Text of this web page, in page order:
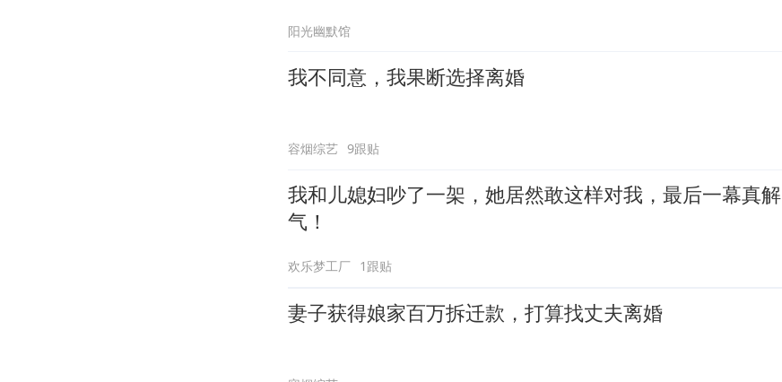
阳光幽默馆
我不同意，我果断选择离婚
容烟综艺 9跟贴
我和儿媳妇吵了一架，她居然敢这样对我，最后一幕真解
气！
欢乐梦工厂 1跟贴
妻子获得娘家百万拆迁款，打算找丈夫离婚